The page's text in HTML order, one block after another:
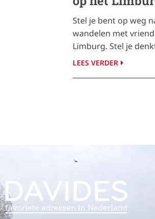
Stel je bent op weg
wandelen met
Limburg. Stel je
LEES VERDER